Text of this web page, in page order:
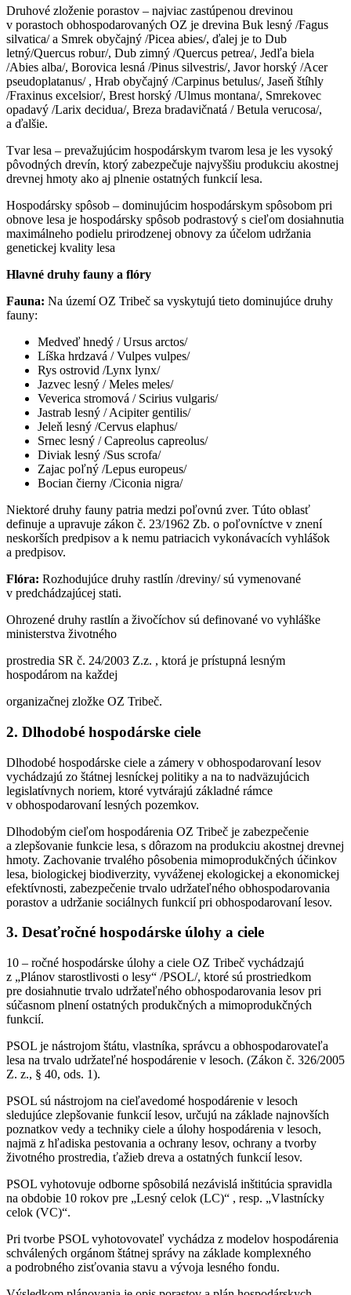
Druhové zloženie porastov – najviac zastúpenou drevinou
v porastoch obhospodarovaných OZ je drevina Buk lesný /Fagus
silvatica/ a Smrek obyčajný /Picea abies/, ďalej je to Dub
letný/Quercus robur/, Dub zimný /Quercus petrea/, Jedľa biela
/Abies alba/, Borovica lesná /Pinus silvestris/, Javor horský /Acer
pseudoplatanus/ , Hrab obyčajný /Carpinus betulus/, Jaseň štíhly
/Fraxinus excelsior/, Brest horský /Ulmus montana/, Smrekovec
opadavý /Larix decidua/, Breza bradavičnatá / Betula verucosa/,
a ďalšie.
Tvar lesa – prevažujúcim hospodárskym tvarom lesa je les vysoký
pôvodných drevín, ktorý zabezpečuje najvyššiu produkciu akostnej
drevnej hmoty ako aj plnenie ostatných funkcií lesa.
Hospodársky spôsob – dominujúcim hospodárskym spôsobom pri
obnove lesa je hospodársky spôsob podrastový s cieľom dosiahnutia
maximálneho podielu prirodzenej obnovy za účelom udržania
genetickej kvality lesa
Hlavné druhy fauny a flóry
Fauna: Na území OZ Tribeč sa vyskytujú tieto dominujúce druhy
fauny:
Medveď hnedý / Ursus arctos/
Líška hrdzavá / Vulpes vulpes/
Rys ostrovid /Lynx lynx/
Jazvec lesný / Meles meles/
Veverica stromová / Scirius vulgaris/
Jastrab lesný / Acipiter gentilis/
Jeleň lesný /Cervus elaphus/
Srnec lesný / Capreolus capreolus/
Diviak lesný /Sus scrofa/
Zajac poľný /Lepus europeus/
Bocian čierny /Ciconia nigra/
Niektoré druhy fauny patria medzi poľovnú zver. Túto oblasť
definuje a upravuje zákon č. 23/1962 Zb. o poľovníctve v znení
neskorších predpisov a k nemu patriacich vykonávacích vyhlášok
a predpisov.
Flóra: Rozhodujúce druhy rastlín /dreviny/ sú vymenované
v predchádzajúcej stati.
Ohrozené druhy rastlín a živočíchov sú definované vo vyhláške
ministerstva životného
prostredia SR č. 24/2003 Z.z. , ktorá je prístupná lesným
hospodárom na každej
organizačnej zložke OZ Tribeč.
2. Dlhodobé hospodárske ciele
Dlhodobé hospodárske ciele a zámery v obhospodarovaní lesov
vychádzajú zo štátnej lesníckej politiky a na to nadväzujúcich
legislatívnych noriem, ktoré vytvárajú základné rámce
v obhospodarovaní lesných pozemkov.
Dlhodobým cieľom hospodárenia OZ Tribeč je zabezpečenie
a zlepšovanie funkcie lesa, s dôrazom na produkciu akostnej drevnej
hmoty. Zachovanie trvalého pôsobenia mimoprodukčných účinkov
lesa, biologickej biodiverzity, vyváženej ekologickej a ekonomickej
efektívnosti, zabezpečenie trvalo udržateľného obhospodarovania
porastov a udržanie sociálnych funkcií pri obhospodarovaní lesov.
3. Desaťročné hospodárske úlohy a ciele
10 – ročné hospodárske úlohy a ciele OZ Tribeč vychádzajú
z „Plánov starostlivosti o lesy“ /PSOL/, ktoré sú prostriedkom
pre dosiahnutie trvalo udržateľného obhospodarovania lesov pri
súčasnom plnení ostatných produkčných a mimoprodukčných
funkcií.
PSOL je nástrojom štátu, vlastníka, správcu a obhospodarovateľa
lesa na trvalo udržateľné hospodárenie v lesoch. (Zákon č. 326/2005
Z. z., § 40, ods. 1).
PSOL sú nástrojom na cieľavedomé hospodárenie v lesoch
sledujúce zlepšovanie funkcií lesov, určujú na základe najnovších
poznatkov vedy a techniky ciele a úlohy hospodárenia v lesoch,
najmä z hľadiska pestovania a ochrany lesov, ochrany a tvorby
životného prostredia, ťažieb dreva a ostatných funkcií lesov.
PSOL vyhotovuje odborne spôsobilá nezávislá inštitúcia spravidla
na obdobie 10 rokov pre „Lesný celok (LC)“ , resp. „Vlastnícky
celok (VC)“.
Pri tvorbe PSOL vyhotovovateľ vychádza z modelov hospodárenia
schválených orgánom štátnej správy na základe komplexného
a podrobného zisťovania stavu a vývoja lesného fondu.